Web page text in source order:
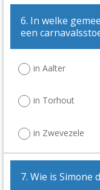
6. In welke
een
in Aalter
in Torhout
in Zwevezele
7. Wie is Simone